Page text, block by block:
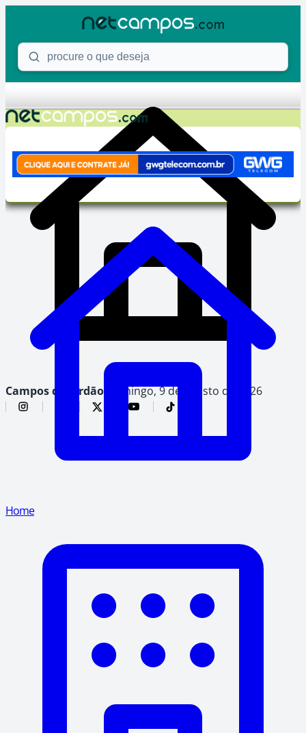
Procure o que deseja
Campos do Jordão, domingo, 9 de agosto de 2026
Home